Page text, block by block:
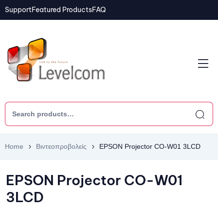
SupportFeatured ProductsFAQ
Home Βιντεοπροβολείς EPSON Projector CO-W01 3LCD
EPSON Projector CO-W01
3LCD